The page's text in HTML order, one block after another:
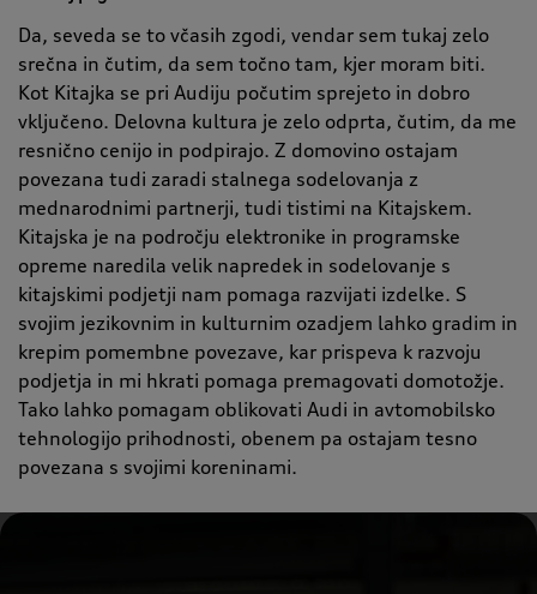
Da, seveda se to včasih zgodi, vendar sem tukaj zelo
srečna in čutim, da sem točno tam, kjer moram biti.
Kot Kitajka se pri Audiju počutim sprejeto in dobro
vključeno. Delovna kultura je zelo odprta, čutim, da me
resnično cenijo in podpirajo. Z domovino ostajam
povezana tudi zaradi stalnega sodelovanja z
mednarodnimi partnerji, tudi tistimi na Kitajskem.
Kitajska je na področju elektronike in programske
opreme naredila velik napredek in sodelovanje s
kitajskimi podjetji nam pomaga razvijati izdelke. S
svojim jezikovnim in kulturnim ozadjem lahko gradim in
krepim pomembne povezave, kar prispeva k razvoju
podjetja in mi hkrati pomaga premagovati domotožje.
Tako lahko pomagam oblikovati Audi in avtomobilsko
tehnologijo prihodnosti, obenem pa ostajam tesno
povezana s svojimi koreninami.